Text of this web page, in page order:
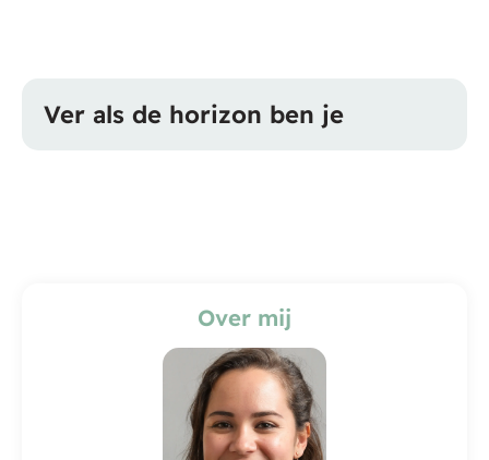
Ver als de horizon ben je
Over mij